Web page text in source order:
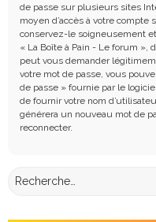
de passe sur plusieurs sites
moyen d’accès à votre compte
conservez-le soigneusement
« La Boîte à Pain - Le forum »,
peut vous demander
votre mot de passe, vous
de passe » fournie par le
de fournir votre nom
générera un nouveau mot de
reconnecter.